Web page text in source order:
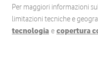
Per maggiori informazioni
limitazioni tecniche e
tecnologia e copertura